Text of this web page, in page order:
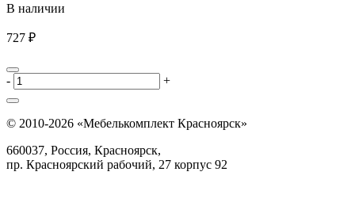
В наличии
727 ₽
- +
© 2010-2026 «Мебелькомплект Красноярск»
660037, Россия, Красноярск,
пр. Красноярский рабочий, 27 корпус 92